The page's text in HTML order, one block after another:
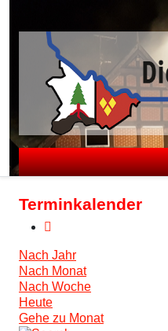
Terminkalender
Nach Jahr
Nach Monat
Nach Woche
Heute
Gehe zu Monat